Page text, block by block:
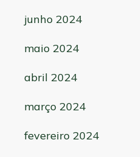
junho 2024
maio 2024
abril 2024
março 2024
fevereiro 2024